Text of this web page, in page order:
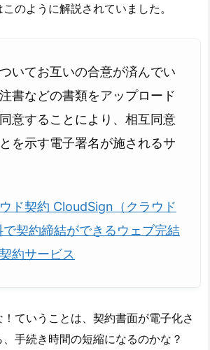
のように解説されていました。
いてお互いの合意が済んでい
書などの書類をアップロード
意することにより、相互同意
を示す電子署名が施されるサ
ド契約 CloudSign（クラウド
契約締結ができるウェブ完結
約サービス
ていうことは、契約書面が電子化さ
手続き時間の短縮になるのかな？